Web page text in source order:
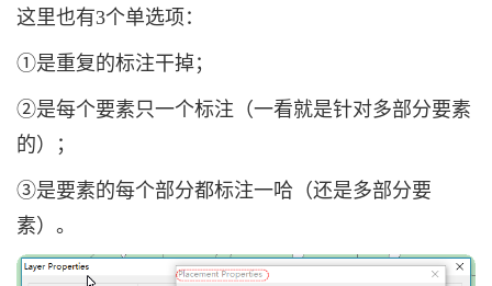
这里也有3个单选项：
①是重复的标注干掉；
②是每个要素只一个标注（一看就是针对多部分要素
的）；
③是要素的每个部分都标注一哈（还是多部分要
素）。